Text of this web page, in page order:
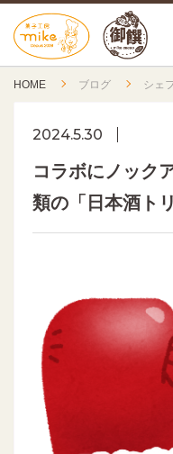
HOME ブログ シェ
2024.5.30
コラボにノック
類の「日本酒ト